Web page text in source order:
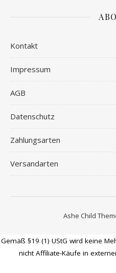
Kontakt
Impressum
AGB
Datenschutz
Zahlungsarten
Versandarten
Ashe Child
Gemäß §19 (1) UStG wird keine
nicht Affiliate-Käufe in